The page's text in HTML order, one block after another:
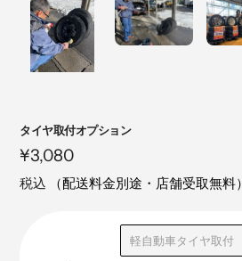
注
目
の
タイヤ取付オプション
定
価
¥3,080
税込 （配送料金別途・店舗受取無料）
軽自動車タイヤ取付